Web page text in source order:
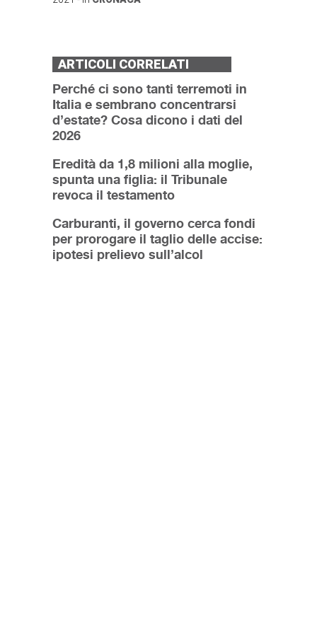
ARTICOLI CORRELATI
Perché ci sono tanti terremoti in
Italia e sembrano concentrarsi
d’estate? Cosa dicono i dati del
2026
Eredità da 1,8 milioni alla moglie,
spunta una figlia: il Tribunale
revoca il testamento
Carburanti, il governo cerca fondi
per prorogare il taglio delle accise:
ipotesi prelievo sull’alcol